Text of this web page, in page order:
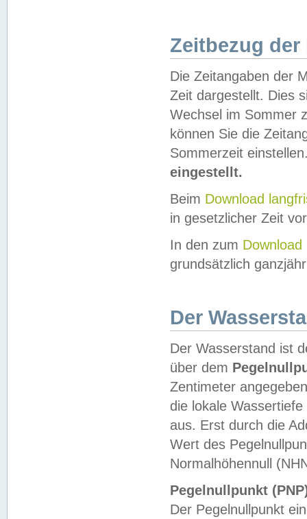
Zeitbezug der
Die Zeitangaben der
Zeit dargestellt. Dies
Wechsel im Sommer
können Sie die
Sommerzeit
eingestellt.
Beim Download
in gesetzlicher Zeit
In den zum Download
grundsätzlich
Der
Der Wasserstand ist
über dem
Zentimeter
die lokale
aus. Erst durch die
Wert des
Normalhöhennull
Pegelnullpunkt
Der Pegelnullpunkt